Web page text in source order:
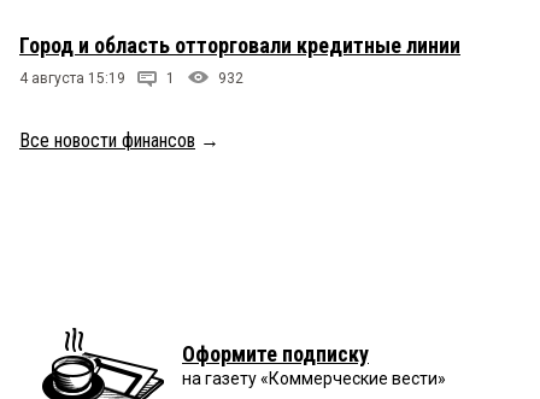
Город и область отторговали кредитные линии
4 августа 15:19 1 932
Все новости финансов →
Оформите подписку
на газету «Коммерческие вести»